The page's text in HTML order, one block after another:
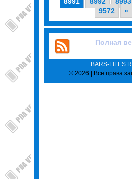
9572
»
Полная
BARS-
© 2026 | Все права